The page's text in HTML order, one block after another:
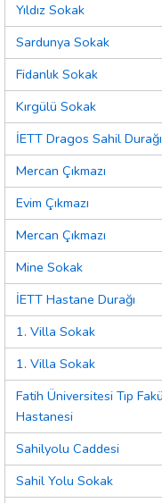
Yıldız Sokak
Sardunya Sokak
Fidanlık Sokak
Kırgülü Sokak
İETT Dragos Sahil Durağı
Mercan Çıkmazı
Evim Çıkmazı
Mercan Çıkmazı
Mine Sokak
İETT Hastane Durağı
1. Villa Sokak
1. Villa Sokak
Fatih Üniversitesi Tıp
Hastanesi
Sahilyolu Caddesi
Sahil Yolu Sokak